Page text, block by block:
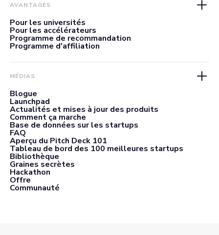
AVANTAGES
Pour les universités
Pour les accélérateurs
Programme de recommandation
Programme d'affiliation
MÉDIAS
Blogue
Launchpad
Actualités et mises à jour des produits
Comment ça marche
Base de données sur les startups
FAQ
Aperçu du Pitch Deck 101
Tableau de bord des 100 meilleures startups
Bibliothèque
Graines secrètes
Hackathon
Offre
Communauté